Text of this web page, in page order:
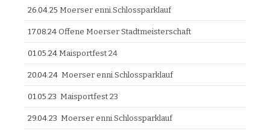
26.04.25 Moerser enni.Schlossparklauf
17.08.24 Offene Moerser Stadtmeisterschaft
01.05.24 Maisportfest 24
20.04.24 Moerser enni.Schlossparklauf
01.05.23 Maisportfest 23
29.04.23 Moerser enni.Schlossparklauf